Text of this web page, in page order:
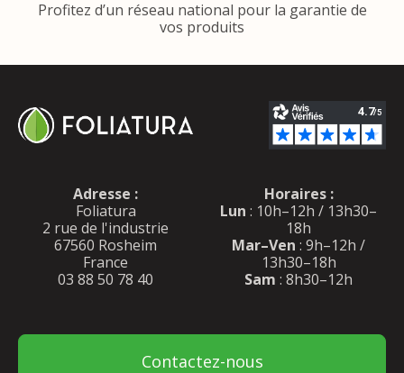
Profitez d’un réseau national pour la garantie de
vos produits
Adresse :
Foliatura
2 rue de l'industrie
67560 Rosheim
France
03 88 50 78 40
Horaires :
Lun : 10h–12h / 13h30–
18h
Mar–Ven : 9h–12h /
13h30–18h
Sam : 8h30–12h
Contactez-nous